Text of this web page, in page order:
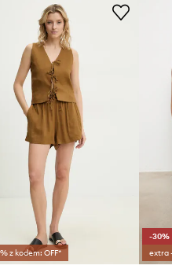
z kodem: OFF*
-30%
extra